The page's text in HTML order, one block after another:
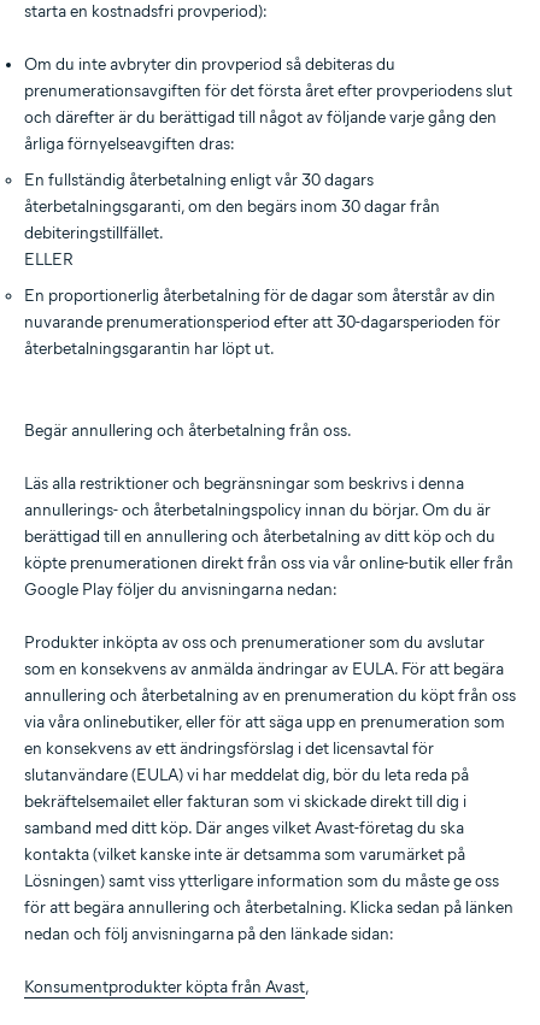
starta en kostnadsfri provperiod):
Om du inte avbryter din provperiod så debiteras du
prenumerationsavgiften för det första året efter provperiodens slut
och därefter är du berättigad till något av följande varje gång den
årliga förnyelseavgiften dras:
En fullständig återbetalning enligt vår 30 dagars
återbetalningsgaranti, om den begärs inom 30 dagar från
debiteringstillfället.
ELLER
En proportionerlig återbetalning för de dagar som återstår av din
nuvarande prenumerationsperiod efter att 30-dagarsperioden för
återbetalningsgarantin har löpt ut.
Begär annullering och återbetalning från oss.
Läs alla restriktioner och begränsningar som beskrivs i denna
annullerings- och återbetalningspolicy innan du börjar. Om du är
berättigad till en annullering och återbetalning av ditt köp och du
köpte prenumerationen direkt från oss via vår online-butik eller från
Google Play följer du anvisningarna nedan:
Produkter inköpta av oss och prenumerationer som du avslutar
som en konsekvens av anmälda ändringar av EULA. För att begära
annullering och återbetalning av en prenumeration du köpt från oss
via våra onlinebutiker, eller för att säga upp en prenumeration som
en konsekvens av ett ändringsförslag i det licensavtal för
slutanvändare (EULA) vi har meddelat dig, bör du leta reda på
bekräftelsemailet eller fakturan som vi skickade direkt till dig i
samband med ditt köp. Där anges vilket Avast-företag du ska
kontakta (vilket kanske inte är detsamma som varumärket på
Lösningen) samt viss ytterligare information som du måste ge oss
för att begära annullering och återbetalning. Klicka sedan på länken
nedan och följ anvisningarna på den länkade sidan:
Konsumentprodukter köpta från Avast,